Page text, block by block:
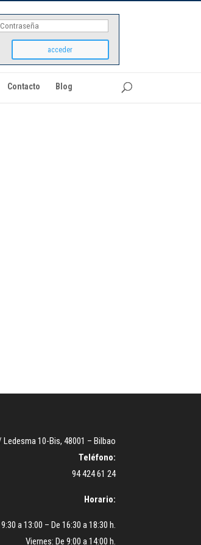
Contacto Blog
Ledesma 10-Bis, 48001 – Bilbao
Teléfono:
94 424 61 24
Horario:
a 13:00 – De 16:30 a 18:30 h.
Viernes: De 9:00 a 14:00 h.